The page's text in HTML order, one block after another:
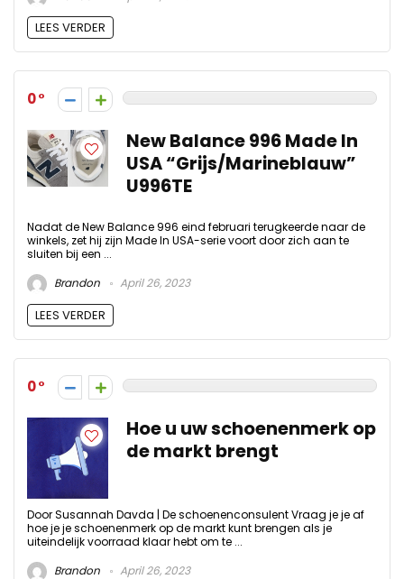
LEES VERDER
0
New Balance 996 Made In
USA “Grijs/Marineblauw”
U996TE
Nadat de New Balance 996 eind februari terugkeerde naar de
winkels, zet hij zijn Made In USA-serie voort door zich aan te
sluiten bij een ...
Brandon
April 26, 2023
LEES VERDER
0
Hoe u uw schoenenmerk op
de markt brengt
Door Susannah Davda | De schoenenconsulent Vraag je je af
hoe je je schoenenmerk op de markt kunt brengen als je
uiteindelijk voorraad klaar hebt om te ...
Brandon
April 26, 2023